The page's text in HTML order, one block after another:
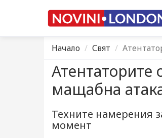
Начало Свят
Атентаторите
мащабна
Техните намерения
момент